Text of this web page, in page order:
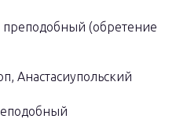
(обретение
Анастасиупольский